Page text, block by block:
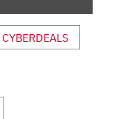
CYBERDEALS